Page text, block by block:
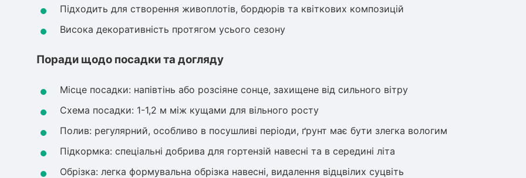
Підходить для створення живоплотів, бордюрів та квіткових композицій
Висока декоративність протягом усього сезону
Поради щодо посадки та догляду
Місце посадки: напівтінь або розсіяне сонце, захищене від сильного вітру
Схема посадки: 1-1,2 м між кущами для вільного росту
Полив: регулярний, особливо в посушливі періоди, ґрунт має бути злегка вологим
Підкормка: спеціальні добрива для гортензій навесні та в середині літа
Обрізка: легка формувальна обрізка навесні, видалення відцвілих суцвіть